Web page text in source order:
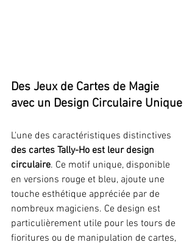
Des Jeux de Cartes de Magie
avec un Design Circulaire Unique
L'une des caractéristiques distinctives
des cartes Tally-Ho est leur design
circulaire. Ce motif unique, disponible
en versions rouge et bleu, ajoute une
touche esthétique appréciée par de
nombreux magiciens. Ce design est
particulièrement utile pour les tours de
fioritures ou de manipulation de cartes,